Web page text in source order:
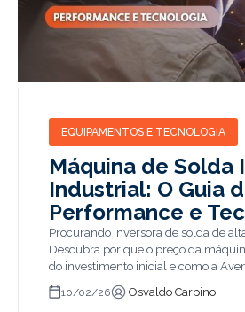
EQUIPAMENTOS E TECNOLOGIA
Máquina de Solda
Industrial: O Guia
Performance e
Procurando inversora de solda de
Descubra por que o preço da
do investimento inicial e como a
10/02/26 Osvaldo Carpino